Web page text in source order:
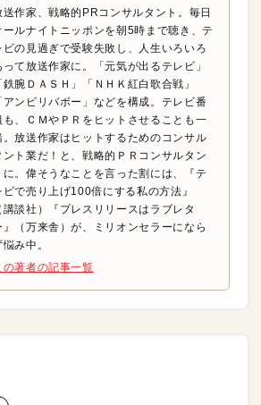
送作家、戦略的PRコンサルタント。毎日
ールナイトニッポンを朝5時まで聴き、テ
ビの見過ぎで受験失敗し、人生いろいろ
って放送作家に。「元気が出るテレビ」
鉄腕ＤＡＳＨ」「ＮＨＫ紅白歌合戦」
アンビリバボー」などを構成。テレビ番
も、ＣＭやＰＲをヒットさせることも一
。放送作家はヒットするためのコンサル
ント業だ！と、戦略的ＰＲコンサルタン
に。偉そうなことを言った割には、『テ
ビで売り上げ100倍にする私の方法』
講談社）『プレスリリースはラブレタ
』（万来舎）が、ミリオンセラーになら
悩み中。
の著者の記事一覧